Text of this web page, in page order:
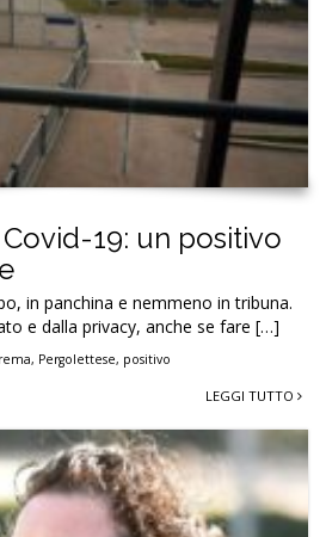
19: un positivo
in panchina e nemmeno in tribuna.
e dalla privacy, anche se fare […]
, Pergolettese, positivo
LEGGI TUTTO